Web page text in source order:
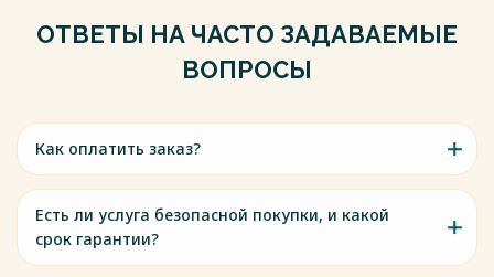
ОТВЕТЫ НА ЧАСТО ЗАДАВАЕМЫЕ
ВОПРОСЫ
Как оплатить заказ?
Есть ли услуга безопасной покупки, и какой
срок гарантии?